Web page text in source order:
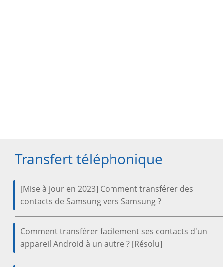
Transfert téléphonique
[Mise à jour en 2023] Comment transférer des
contacts de Samsung vers Samsung ?
Comment transférer facilement ses contacts d'un
appareil Android à un autre ? [Résolu]